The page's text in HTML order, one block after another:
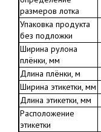
размеров лотка
Упаковка продукта
без подложки
Ширина рулона
плёнки, мм
Длина плёнки, м
Ширина этикетки, мм
Длина этикетки, мм
Расположение
этикетки